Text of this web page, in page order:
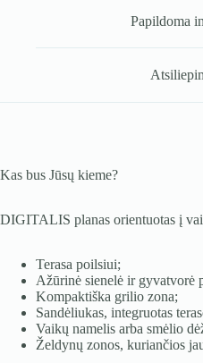
Papildoma
Kas bus Jūsų kieme?
DIGITALIS planas orientuotas į
Terasa poilsiui;
Ažūrinė sienelė ir gyvatvorė
Kompaktiška grilio zona;
Sandėliukas, integruotas
Vaikų namelis arba smėlio
Želdynų zonos, kuriančios